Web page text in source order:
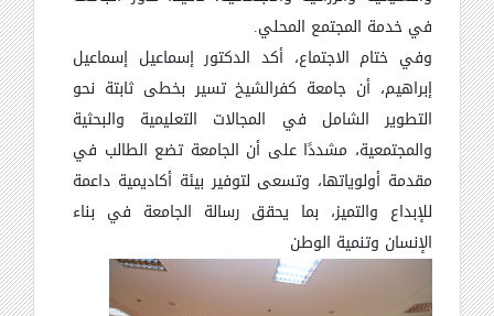
في خدمة المجتمع المحلي.
وفي ختام الاجتماع، أكد الدكتور إسماعيل إسماعيل
إبراهيم، أن جامعة كفرالشيخ تسير بخطى ثابتة نحو
التطوير الشامل في المجالات التعليمية والبحثية
والمجتمعية، مشددًا على أن الجامعة تضع الطالب في
مقدمة أولوياتها، وتسعى لتوفير بيئة أكاديمية داعمة
للإبداع والتميز، بما يحقق رسالة الجامعة في بناء
الإنسان وتنمية الوطن